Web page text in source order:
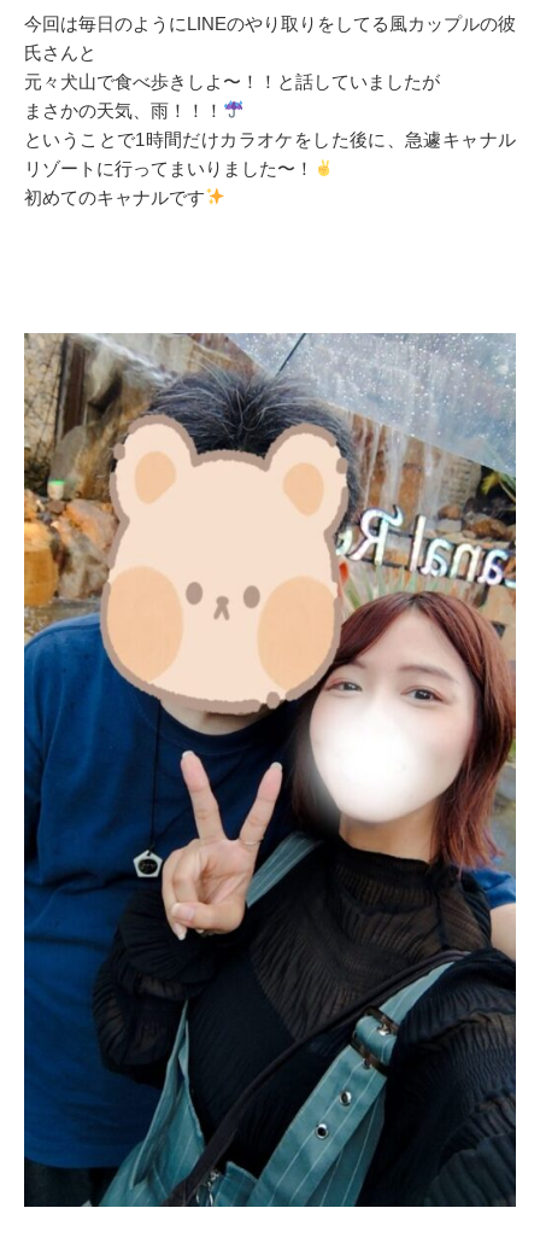
今回は毎日のようにLINEのやり取りをしてる風カップルの彼
氏さんと
元々犬山で食べ歩きしよ〜！！と話していましたが
まさかの天気、雨！！！
ということで1時間だけカラオケをした後に、急遽キャナル
リゾートに行ってまいりました〜！
初めてのキャナルです